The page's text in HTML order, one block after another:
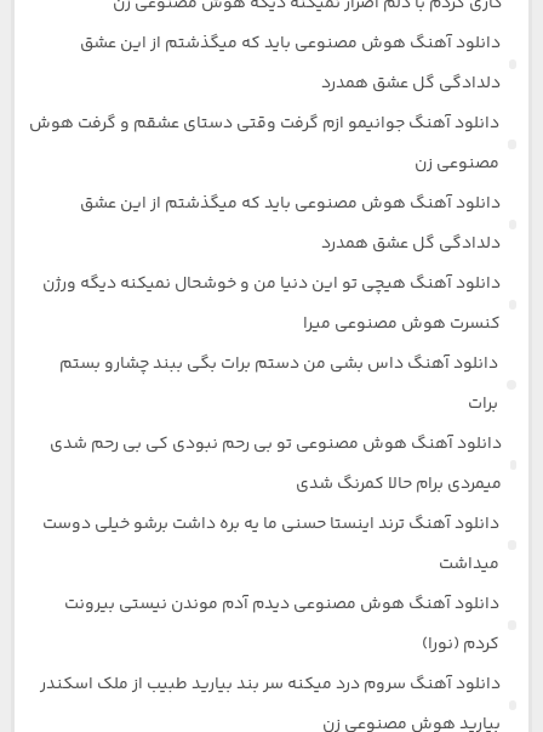
دانلود آهنگ هوش مصنوعی باید که میگذشتم از این عشق
دلدادگی گل عشق همدرد
دانلود آهنگ جوانیمو ازم گرفت وقتی دستای عشقم و گرفت هوش
مصنوعی زن
دانلود آهنگ هوش مصنوعی باید که میگذشتم از این عشق
دلدادگی گل عشق همدرد
دانلود آهنگ هیچی تو این دنیا من و خوشحال نمیکنه دیگه ورژن
کنسرت هوش مصنوعی میرا
دانلود آهنگ داس بشی من دستم برات بگی ببند چشارو بستم
برات
دانلود آهنگ هوش مصنوعی تو بی رحم نبودی کی بی رحم شدی
میمردی برام حالا کمرنگ شدی
دانلود آهنگ ترند اینستا حسنی ما یه بره داشت برشو خیلی دوست
میداشت
دانلود آهنگ هوش مصنوعی دیدم آدم موندن نیستی بیرونت
کردم (نورا)
دانلود آهنگ سروم درد میکنه سر بند بیارید طبیب از ملک اسکندر
بیارید هوش مصنوعی زن